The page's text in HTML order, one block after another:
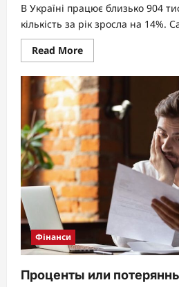
В Україні працює близько 904
кількість за рік зросла на 14%.
Read MoreRead
more
Шлях
фрілансера:
як
легалізувати
доходи
та
автоматизувати
податки
за
допомогою
одного
застосунку
Фінанси
Проценты или